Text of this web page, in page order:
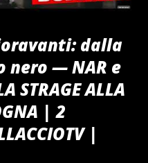
dalla
nero — NAR e
STRAGE ALLA
| 2
|